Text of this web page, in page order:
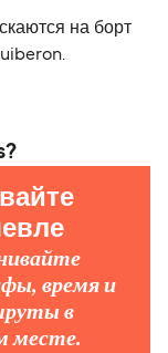
на борт
время и
в
месте.